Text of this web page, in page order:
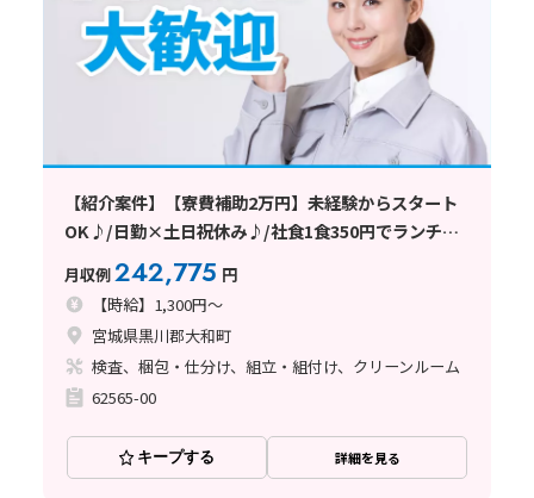
【紹介案件】【寮費補助2万円】未経験からスタート
OK♪/日勤×土日祝休み♪/社食1食350円でランチ節
月収例242,775 円
【時給】1,300円～
宮城県黒川郡大和町
検査、梱包・仕分け、組立・組付け、クリーンルーム
62565-00
キープする 詳細を見る